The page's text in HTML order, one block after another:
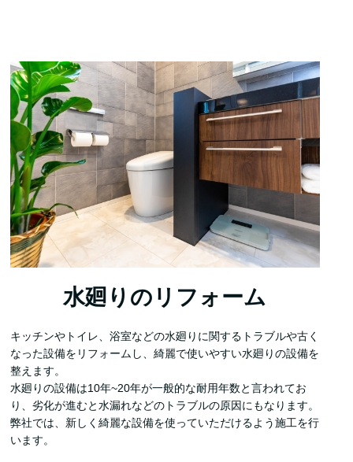
水廻りのリフォーム
キッチンやトイレ、浴室などの水廻りに関するトラブルや古く
なった設備をリフォームし、綺麗で使いやすい水廻りの設備を
整えます。
水廻りの設備は10年~20年が一般的な耐用年数と言われてお
り、劣化が進むと水漏れなどのトラブルの原因にもなります。
弊社では、新しく綺麗な設備を使っていただけるよう施工を行
います。